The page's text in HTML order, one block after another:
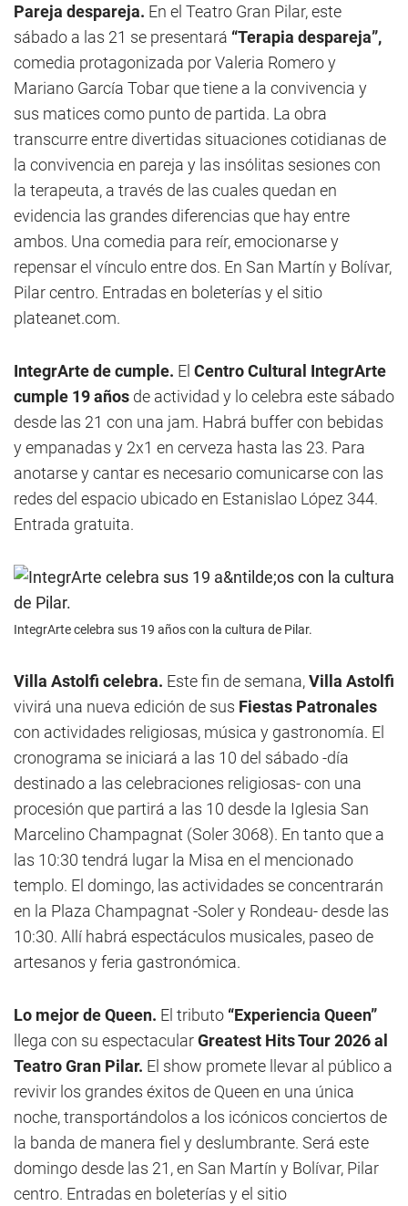
Pareja despareja. En el Teatro Gran Pilar, este
sábado a las 21 se presentará “Terapia despareja”,
comedia protagonizada por Valeria Romero y
Mariano García Tobar que tiene a la convivencia y
sus matices como punto de partida. La obra
transcurre entre divertidas situaciones cotidianas de
la convivencia en pareja y las insólitas sesiones con
la terapeuta, a través de las cuales quedan en
evidencia las grandes diferencias que hay entre
ambos. Una comedia para reír, emocionarse y
repensar el vínculo entre dos. En San Martín y Bolívar,
Pilar centro. Entradas en boleterías y el sitio
plateanet.com.
IntegrArte de cumple. El Centro Cultural IntegrArte
cumple 19 años de actividad y lo celebra este sábado
desde las 21 con una jam. Habrá buffer con bebidas
y empanadas y 2x1 en cerveza hasta las 23. Para
anotarse y cantar es necesario comunicarse con las
redes del espacio ubicado en Estanislao López 344.
Entrada gratuita.
IntegrArte celebra sus 19 años con la cultura de Pilar.
Villa Astolfi celebra. Este fin de semana,Villa Astolfi
vivirá una nueva edición de sus Fiestas Patronales
con actividades religiosas, música y gastronomía. El
cronograma se iniciará a las 10 del sábado -día
destinado a las celebraciones religiosas- con una
procesión que partirá a las 10 desde la Iglesia San
Marcelino Champagnat (Soler 3068). En tanto que a
las 10:30 tendrá lugar la Misa en el mencionado
templo. El domingo, las actividades se concentrarán
en la Plaza Champagnat -Soler y Rondeau- desde las
10:30. Allí habrá espectáculos musicales, paseo de
artesanos y feria gastronómica.
Lo mejor de Queen. El tributo “Experiencia Queen”
llega con su espectacularGreatest Hits Tour 2026 al
Teatro Gran Pilar. El show promete llevar al público a
revivir los grandes éxitos de Queen en una única
noche, transportándolos a los icónicos conciertos de
la banda de manera fiel y deslumbrante. Será este
domingo desde las 21, en San Martín y Bolívar, Pilar
centro. Entradas en boleterías y el sitio